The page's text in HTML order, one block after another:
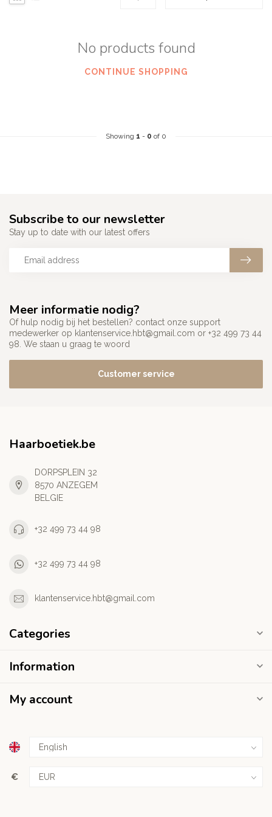
No products found
CONTINUE SHOPPING
Showing 1 - 0 of 0
Meer informatie nodig?
Of hulp nodig bij het bestellen? contact onze support
medewerker op klantenservice.hbt@gmail.com or +32 499 73 44
98. We staan u graag te woord
Customer service
Subscribe to our newsletter
Stay up to date with our latest offers
Haarboetiek.be
DORPSPLEIN 32
8570 ANZEGEM
BELGIE
+32 499 73 44 98
+32 499 73 44 98
klantenservice.hbt@gmail.com
Categories
Information
My account
€